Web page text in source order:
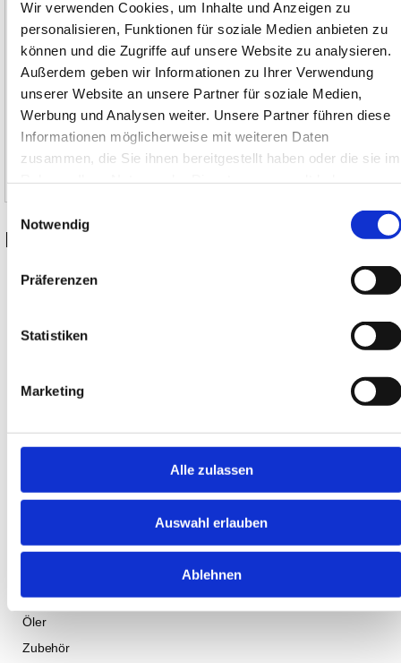
Wir verwenden Cookies, um Inhalte und Anzeigen zu
personalisieren, Funktionen für soziale Medien anbieten zu
können und die Zugriffe auf unsere Website zu analysieren.
Außerdem geben wir Informationen zu Ihrer Verwendung
unserer Website an unsere Partner für soziale Medien,
Werbung und Analysen weiter. Unsere Partner führen diese
Informationen möglicherweise mit weiteren Daten
zusammen, die Sie ihnen bereitgestellt haben oder die sie im
Einwilligungsauswahl
Notwendig
Präferenzen
Statistiken
Marketing
Alle zulassen
Auswahl erlauben
Ablehnen
merken
vergleichen
F22H-4AN-MD0 Hochleistungsfilter
vergleichen
Automatisch
(1)
Manuell
(1)
Verschmutzungsanzeige
Mit
Kategorien
Antriebe &
Schläuche,
Druckluftaufbereitung
Wartungseinheiten
Filter
Filterregler
Öler
Zubehör